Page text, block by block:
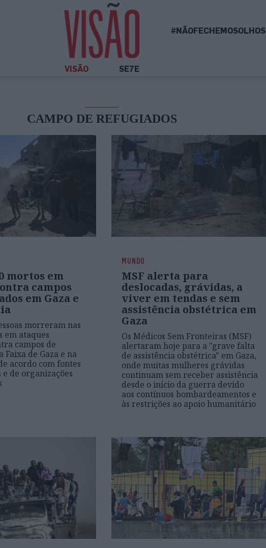
#NÃOFECHEMOSOLHOS
VISÃO SE7E
CAMPO DE REFUGIADOS
mortos em
campos
em Gaza e
morreram nas
em ataques
campos de
Faixa de Gaza e na
acordo com fontes
de organizações
MUNDO
MSF alerta para
deslocadas, grávidas, a
viver em tendas e sem
assistência obstétrica em
Gaza
Os Médicos Sem Fronteiras (MSF)
alertaram hoje para a "grave falta
de assistência obstétrica" em Gaza,
onde muitas mulheres grávidas
continuam sem receber assistência
desde o início da guerra devido
aos contínuos bombardeamentos e
às restrições ao apoio humanitário